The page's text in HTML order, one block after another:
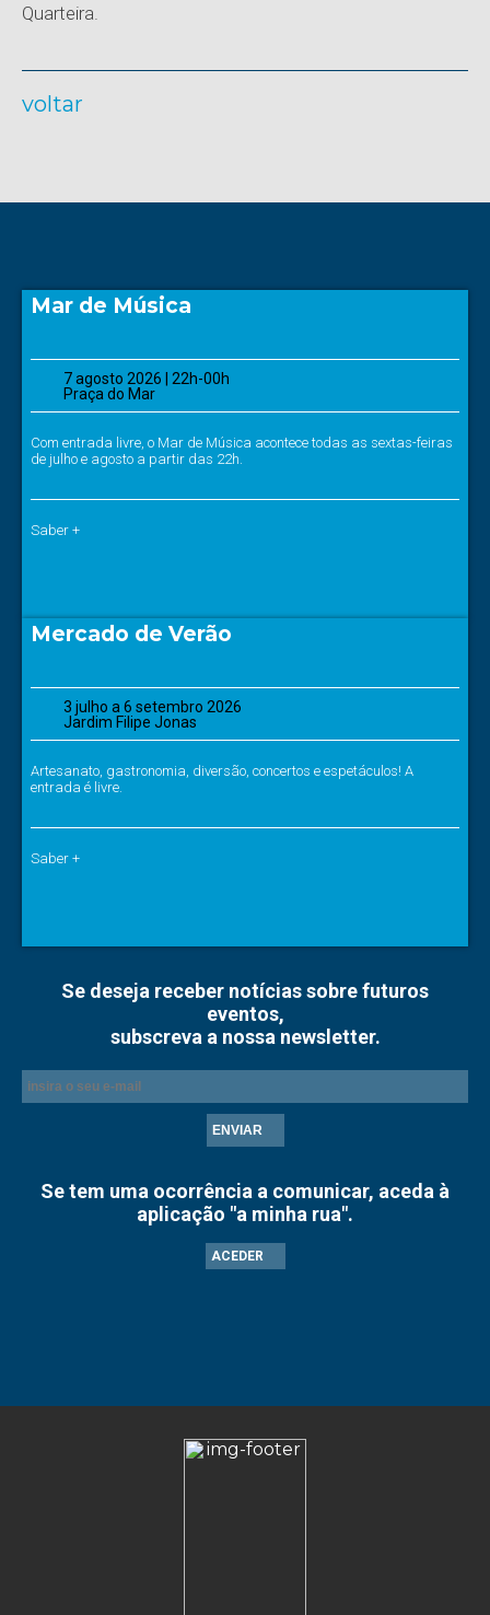
Quarteira.
voltar
Mar de Música
7 agosto 2026 | 22h-00h
Praça do Mar
Com entrada livre, o Mar de Música acontece todas as sextas-feiras
de julho e agosto a partir das 22h.
Saber +
Mercado de Verão
3 julho a 6 setembro 2026
Jardim Filipe Jonas
Artesanato, gastronomia, diversão, concertos e espetáculos! A
entrada é livre.
Saber +
Se deseja receber notícias sobre futuros
eventos,
subscreva a nossa newsletter.
ENVIAR
Se tem uma ocorrência a comunicar, aceda à
aplicação "a minha rua".
ACEDER